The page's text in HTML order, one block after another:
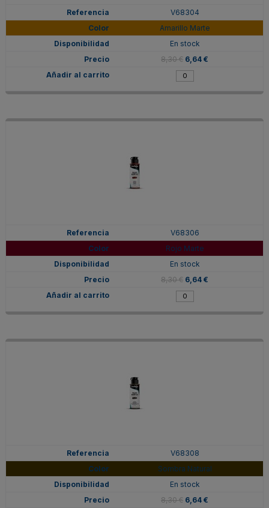
V68304
Amarillo Marte
En stock
8,30 € 6,64 €
V68306
Rojo Marte
En stock
8,30 € 6,64 €
V68308
Sombra Natural
En stock
8,30 € 6,64 €